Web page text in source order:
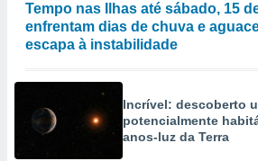
Tempo nas Ilhas até sábado, 15
enfrentam dias de chuva e
escapa à instabilidade
Incrível: descoberto
potencialmente
anos-luz da Terra